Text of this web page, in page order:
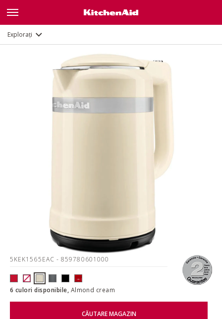
Explorați
5KEK1565EAC - 859780601000
6 culori disponibile, Almond cream
CĂUTARE MAGAZIN